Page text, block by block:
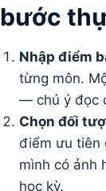
bước
Nhập điểm
từng môn.
— chú ý đọc
Chọn đối
điểm ưu tiên
mình có ảnh
học kỳ.